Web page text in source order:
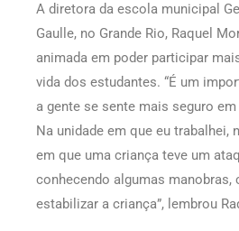
A diretora da escola municipal
Gaulle, no Grande Rio, Raquel
animada em poder participar
vida dos estudantes. “É um
a gente se sente mais seguro
Na unidade em que eu trabalhei,
em que uma criança teve um
conhecendo algumas manobras,
estabilizar a criança”, lembrou